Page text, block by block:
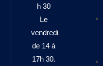
h 30
Le
vendredi
de 14 à
17h 30.